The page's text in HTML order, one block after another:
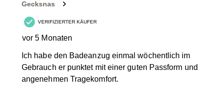
Gecksnas
VERIFIZIERTER KÄUFER
vor 5 Monaten
Ich habe den Badeanzug einmal wöchentlich im
Gebrauch er punktet mit einer guten Passform und
angenehmen Tragekomfort.